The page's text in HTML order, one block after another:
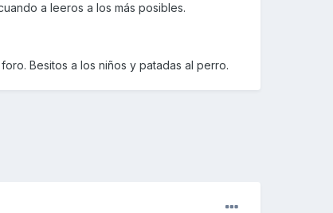
a leeros a los más posibles.
Besitos a los niños y patadas al perro.